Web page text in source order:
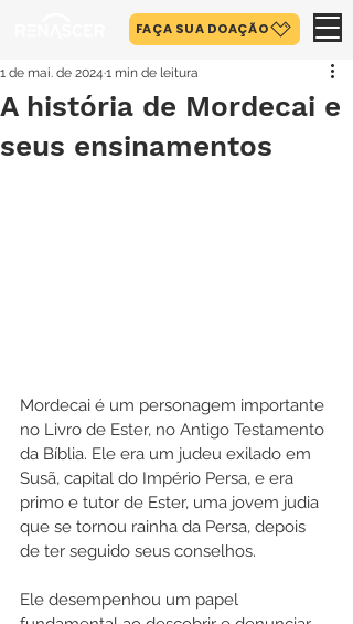
FAÇA SUA DOAÇÃO
A história de Mordecai e
seus ensinamentos
1 de mai. de 2024 1 min de leitura
Mordecai é um personagem importante
no Livro de Ester, no Antigo Testamento
da Bíblia. Ele era um judeu exilado em
Susã, capital do Império Persa, e era
primo e tutor de Ester, uma jovem judia
que se tornou rainha da Persa, depois
de ter seguido seus conselhos.
Ele desempenhou um papel